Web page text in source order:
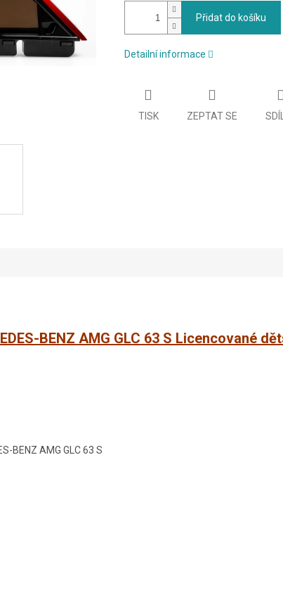
Přidat do košíku
Detailní informace
TISK ZEPTAT SE
BENZ AMG GLC 63 S Licencované
BENZ AMG GLC 63 S